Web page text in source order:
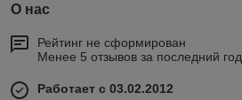
О нас
Рейтинг не сформирован
Менее 5 отзывов за последний год
Работает с 03.02.2012